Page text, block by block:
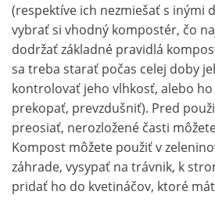
(respektíve ich nezmiešať s inými
vybrať si vhodný kompostér, čo
dodržať základné pravidlá
sa treba starať počas celej doby
kontrolovať jeho vlhkosť, alebo
prekopať, prevzdušniť). Pred
preosiať, nerozložené časti
Kompost môžete použiť v
záhrade, vysypať na trávnik, k
pridať ho do kvetináčov, ktoré